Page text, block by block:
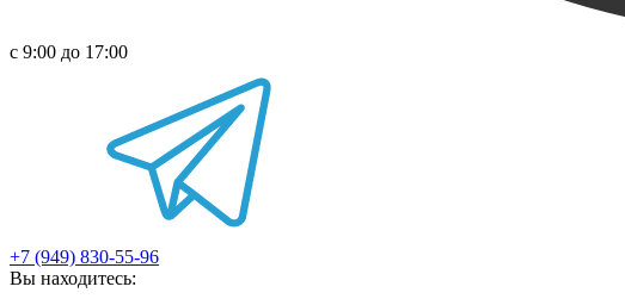
с 9:00 до 17:00
+7 (949) 830-55-96
Вы находитесь: